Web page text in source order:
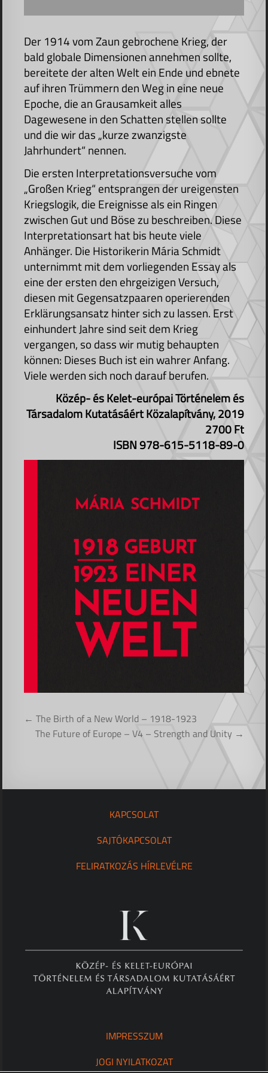
Der 1914 vom Zaun gebrochene Krieg, der
bald globale Dimensionen annehmen sollte,
bereitete der alten Welt ein Ende und ebnete
auf ihren Trümmern den Weg in eine neue
Epoche, die an Grausamkeit alles
Dagewesene in den Schatten stellen sollte
und die wir das „kurze zwanzigste
Jahrhundert“ nennen.
Die ersten Interpretationsversuche vom
„Großen Krieg“ entsprangen der ureigensten
Kriegslogik, die Ereignisse als ein Ringen
zwischen Gut und Böse zu beschreiben. Diese
Interpretationsart hat bis heute viele
Anhänger. Die Historikerin Mária Schmidt
unternimmt mit dem vorliegenden Essay als
eine der ersten den ehrgeizigen Versuch,
diesen mit Gegensatzpaaren operierenden
Erklärungsansatz hinter sich zu lassen. Erst
einhundert Jahre sind seit dem Krieg
vergangen, so dass wir mutig behaupten
können: Dieses Buch ist ein wahrer Anfang.
Viele werden sich noch darauf berufen.
Közép- és Kelet-európai Történelem és
Társadalom Kutatásáért Közalapítvány, 2019
2700 Ft
ISBN 978-615-5118-89-0
Bejegyzés
navigáció
← The Birth of a New World – 1918-1923
The Future of Europe – V4 – Strength and Unity →
KAPCSOLAT
SAJTÓKAPCSOLAT
FELIRATKOZÁS HÍRLEVÉLRE
IMPRESSZUM
JOGI NYILATKOZAT